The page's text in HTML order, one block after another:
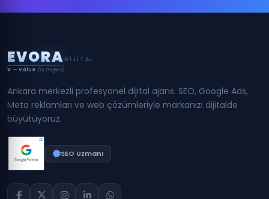
EVORA DIJITAL
V — Value (İş Değeri)
Ankara merkezli profesyonel dijital ajans. SEO, Google Ads,
Meta reklamları ve web çözümleriyle markanızı dijitalde
büyütüyoruz.
SEO Uzmanı